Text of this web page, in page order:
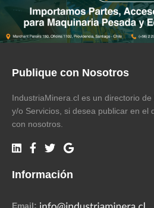
Publique con Nosotros
IndustriaMinera.cl es un directorio
y/o Servicios, si desea publicar en el
con nosotros.
Información
Email: